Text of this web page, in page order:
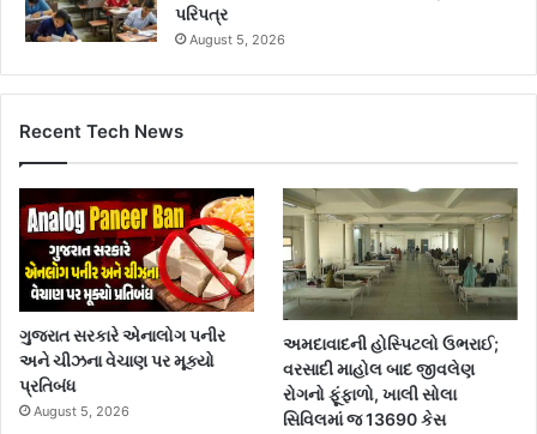
પરિપત્ર
August 5, 2026
Recent Tech News
ગુજરાત સરકારે એનાલોગ પનીર
અને ચીઝના વેચાણ પર મૂક્યો
પ્રતિબંધ
August 5, 2026
અમદાવાદની હોસ્પિટલો ઉભરાઈ;
વરસાદી માહોલ બાદ જીવલેણ
રોગનો ફૂંફાળો, ખાલી સોલા
સિવિલમાં જ 13690 કેસ